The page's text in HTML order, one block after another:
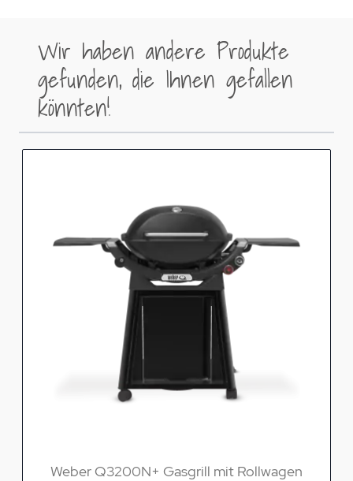
Wir haben andere Produkte
gefunden, die Ihnen gefallen
könnten!
Weber Q3200N+ Gasgrill mit Rollwagen